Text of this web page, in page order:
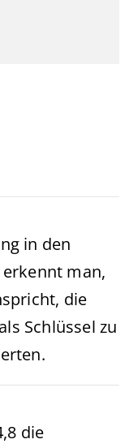
in den
man,
die
Schlüssel zu
die